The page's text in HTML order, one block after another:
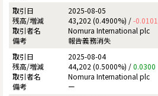
2025-08-05
43,202 (0.4900%) /-0.0101
Nomura International plc
報告義務消失
2025-08-04
44,202 (0.5000%) /0.0300
Nomura International plc
ー